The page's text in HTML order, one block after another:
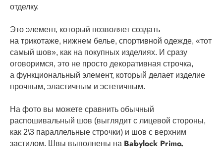
отделку.
Это элемент, который позволяет создать
на трикотаже, нижнем белье, спортивной одежде, «тот
самый шов», как на покупных изделиях. И сразу
оговоримся, это не просто декоративная строчка,
а функциональный элемент, который делает изделие
прочным, эластичным и эстетичным.
На фото вы можете сравнить обычный
распошивальный шов (выглядит с лицевой стороны,
как 2\3 параллельные строчки) и шов с верхним
застилом. Швы выполнены на Babylock Primo.